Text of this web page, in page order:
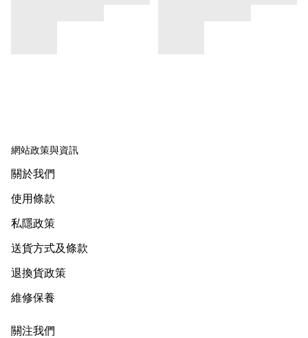
網站政策與資訊
關於我們
使用條款
私隱政策
送貨方式及條款
退換貨政策
維修保養
關注我們